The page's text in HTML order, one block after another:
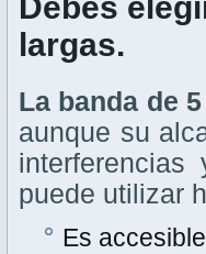
largas.
La banda de
aunque su
puede utilizar
Es